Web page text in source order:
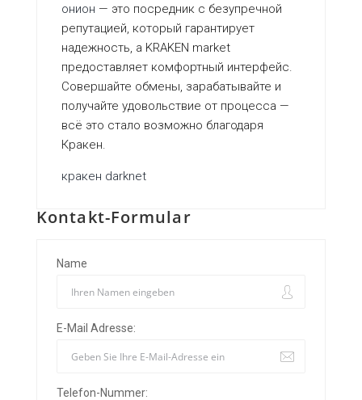
онион — это посредник с безупречной
репутацией, который гарантирует
надежность, а KRAKEN market
предоставляет комфортный интерфейс.
Совершайте обмены, зарабатывайте и
получайте удовольствие от процесса —
всё это стало возможно благодаря
Кракен.
кракен darknet
Kontakt-Formular
Name
E-Mail Adresse:
Telefon-Nummer: